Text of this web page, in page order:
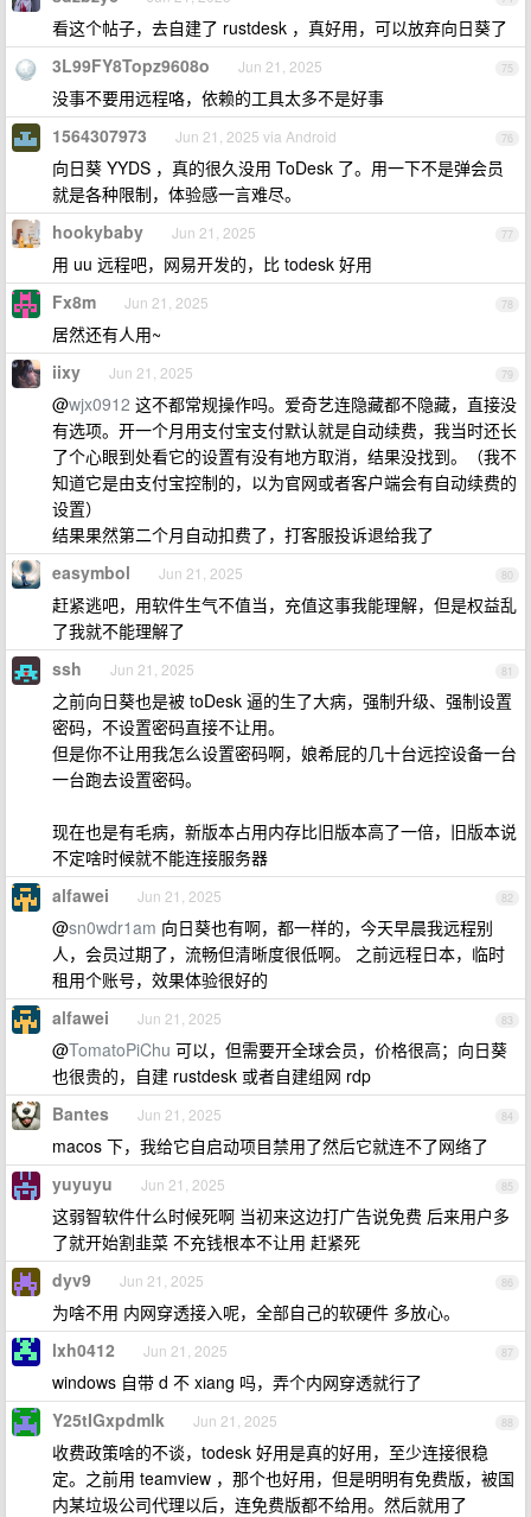
看这个帖子，去自建了 rustdesk ，真好用，可以放弃向日葵了
75
3L99FY8Topz9608o Jun 21, 2025
没事不要用远程咯，依赖的工具太多不是好事
76
1564307973 Jun 21, 2025 via Android
向日葵 YYDS ，真的很久没用 ToDesk 了。用一下不是弹会员
就是各种限制，体验感一言难尽。
77
hookybaby Jun 21, 2025
用 uu 远程吧，网易开发的，比 todesk 好用
78
Fx8m Jun 21, 2025
居然还有人用~
79
iixy Jun 21, 2025
@wjx0912 这不都常规操作吗。爱奇艺连隐藏都不隐藏，直接没
有选项。开一个月用支付宝支付默认就是自动续费，我当时还长
了个心眼到处看它的设置有没有地方取消，结果没找到。（我不
知道它是由支付宝控制的，以为官网或者客户端会有自动续费的
设置）
结果果然第二个月自动扣费了，打客服投诉退给我了
80
easymbol Jun 21, 2025
赶紧逃吧，用软件生气不值当，充值这事我能理解，但是权益乱
了我就不能理解了
81
ssh Jun 21, 2025
之前向日葵也是被 toDesk 逼的生了大病，强制升级、强制设置
密码，不设置密码直接不让用。
但是你不让用我怎么设置密码啊，娘希屁的几十台远控设备一台
一台跑去设置密码。
现在也是有毛病，新版本占用内存比旧版本高了一倍，旧版本说
不定啥时候就不能连接服务器
82
alfawei Jun 21, 2025
@sn0wdr1am 向日葵也有啊，都一样的，今天早晨我远程别
人，会员过期了，流畅但清晰度很低啊。 之前远程日本，临时
租用个账号，效果体验很好的
83
alfawei Jun 21, 2025
@TomatoPiChu 可以，但需要开全球会员，价格很高；向日葵
也很贵的，自建 rustdesk 或者自建组网 rdp
84
Bantes Jun 21, 2025
macos 下，我给它自启动项目禁用了然后它就连不了网络了
85
yuyuyu Jun 21, 2025
这弱智软件什么时候死啊 当初来这边打广告说免费 后来用户多
了就开始割韭菜 不充钱根本不让用 赶紧死
86
dyv9 Jun 21, 2025
为啥不用 内网穿透接入呢，全部自己的软硬件 多放心。
87
lxh0412 Jun 21, 2025
windows 自带 d 不 xiang 吗，弄个内网穿透就行了
88
Y25tIGxpdmlk Jun 21, 2025
收费政策啥的不谈，todesk 好用是真的好用，至少连接很稳
定。之前用 teamview ，那个也好用，但是明明有免费版，被国
内某垃圾公司代理以后，连免费版都不给用。然后就用了